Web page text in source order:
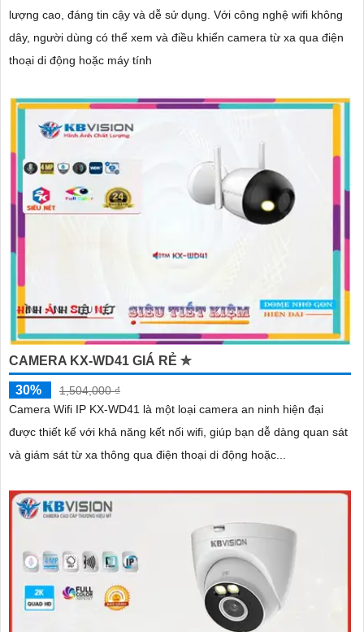
lượng cao, đáng tin cậy và dễ sử dụng. Với công nghệ wifi không
dây, người dùng có thể xem và điều khiển camera từ xa qua điện
thoại di động hoặc máy tính
CAMERA KX-WD41 GIÁ RẺ ✮
30%
1,504,000 ₫
Camera Wifi IP KX-WD41 là một loại camera an ninh hiện đại
được thiết kế với khả năng kết nối wifi, giúp bạn dễ dàng quan sát
và giám sát từ xa thông qua điện thoại di động hoặc...